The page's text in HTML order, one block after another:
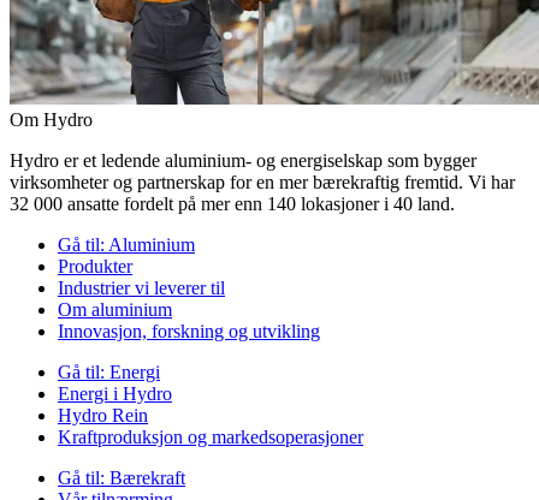
Om Hydro
Hydro er et ledende aluminium- og energiselskap som bygger
virksomheter og partnerskap for en mer bærekraftig fremtid. Vi har
32 000 ansatte fordelt på mer enn 140 lokasjoner i 40 land.
Gå til: Aluminium
Produkter
Industrier vi leverer til
Om aluminium
Innovasjon, forskning og utvikling
Gå til: Energi
Energi i Hydro
Hydro Rein
Kraftproduksjon og markedsoperasjoner
Gå til: Bærekraft